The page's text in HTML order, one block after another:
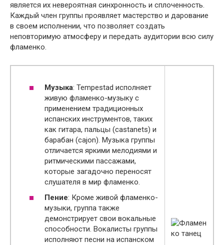
является их невероятная синхронность и сплоченность.
Каждый член группы проявляет мастерство и дарование
в своем исполнении, что позволяет создать
неповторимую атмосферу и передать аудитории всю силу
фламенко.
Музыка: Tempestad исполняет
живую фламенко-музыку с
применением традиционных
испанских инструментов, таких
как гитара, пальцы (castanets) и
барабан (cajon). Музыка группы
отличается яркими мелодиями и
ритмическими пассажами,
которые загадочно переносят
слушателя в мир фламенко.
Пение: Кроме живой фламенко-
музыки, группа также
демонстрирует свои вокальные
способности. Вокалисты группы
исполняют песни на испанском